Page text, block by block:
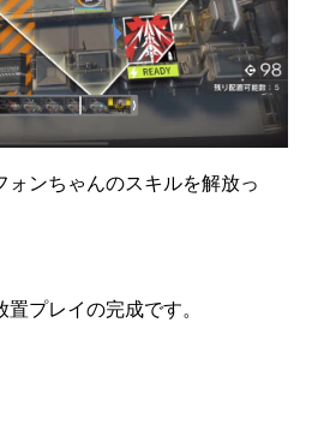
ォンちゃんのスキルを解放っ
プレイの完成です。